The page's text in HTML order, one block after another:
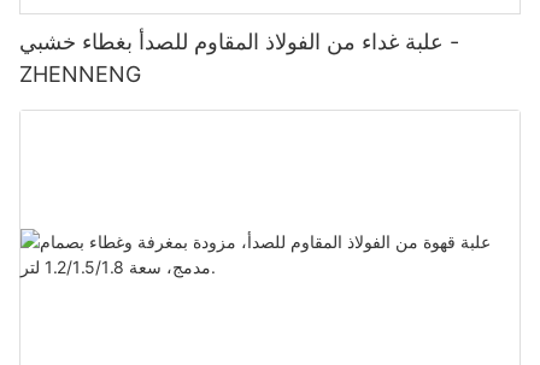
علبة غداء من الفولاذ المقاوم للصدأ بغطاء خشبي -
ZHENNENG